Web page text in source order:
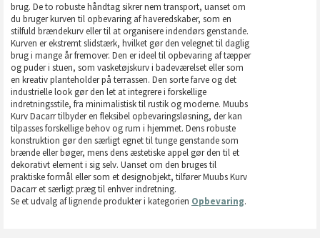
brug. De to robuste håndtag sikrer nem transport, uanset om
du bruger kurven til opbevaring af haveredskaber, som en
stilfuld brændekurv eller til at organisere indendørs genstande.
Kurven er ekstremt slidstærk, hvilket gør den velegnet til daglig
brug i mange år fremover. Den er ideel til opbevaring af tæpper
og puder i stuen, som vasketøjskurv i badeværelset eller som
en kreativ planteholder på terrassen. Den sorte farve og det
industrielle look gør den let at integrere i forskellige
indretningsstile, fra minimalistisk til rustik og moderne. Muubs
Kurv Dacarr tilbyder en fleksibel opbevaringsløsning, der kan
tilpasses forskellige behov og rum i hjemmet. Dens robuste
konstruktion gør den særligt egnet til tunge genstande som
brænde eller bøger, mens dens æstetiske appel gør den til et
dekorativt element i sig selv. Uanset om den bruges til
praktiske formål eller som et designobjekt, tilfører Muubs Kurv
Dacarr et særligt præg til enhver indretning.
Se et udvalg af lignende produkter i kategorien Opbevaring.